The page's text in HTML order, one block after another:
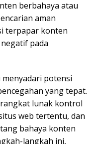
berbahaya atau
aman
terpapar konten
pada
potensi
yang tepat.
lunak kontrol
web tertentu, dan
bahaya konten
langkah ini,